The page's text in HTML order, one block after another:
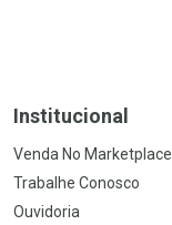
Institucional
Venda No Marketplace
Trabalhe Conosco
Ouvidoria